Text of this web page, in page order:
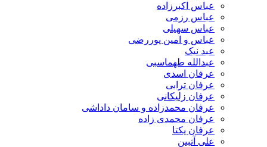
عباس اکبرزاده
عباس رزمی
عباس سهیلی
عباس و امین پوررضی
عبد نیک
عبدالله طهماسبی‎
عرفان اسدی
عرفان ترابی
عرفان زلیکانی
عرفان محمدزاده و سامان داداشی
عرفان محمدی زاده
عرفان یکتا
علی آتبین